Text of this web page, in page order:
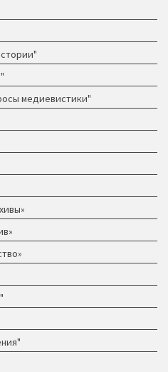
медиевистики"